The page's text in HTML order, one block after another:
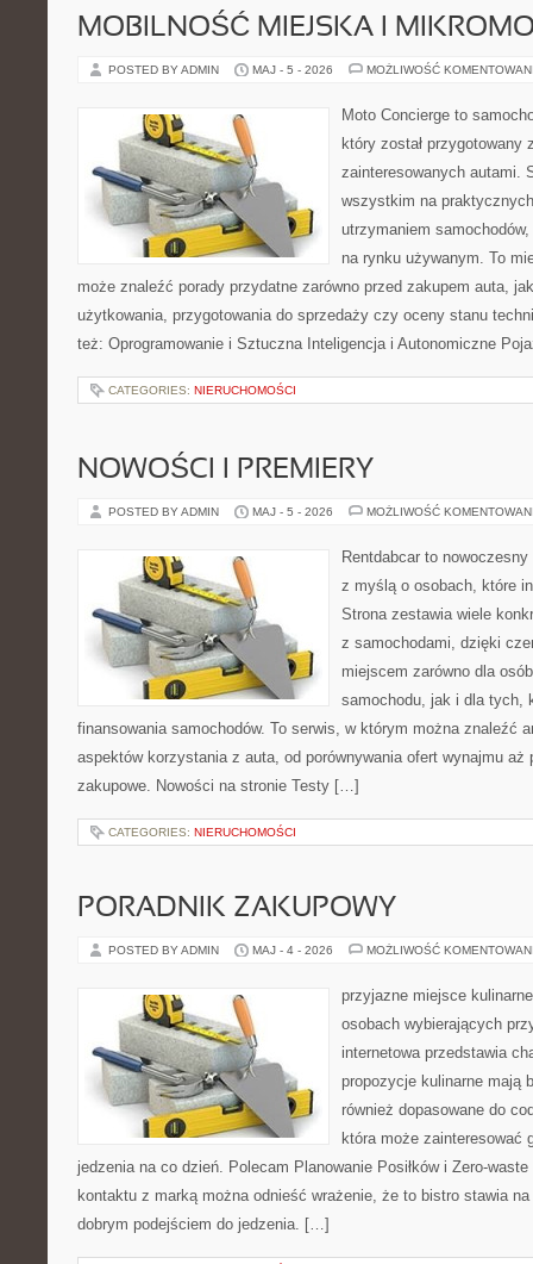
MOBILNOŚĆ MIEJSKA I
POSTED BY ADMIN MAJ - 5 - 2026 MOŻLIWOŚĆ
Moto Concierge to
który został przygotowany
zainteresowanych autami.
wszystkim na
utrzymaniem
na rynku używanym. To
może znaleźć porady przydatne zarówno przed zakupem auta,
użytkowania, przygotowania do sprzedaży czy oceny stanu
też: Oprogramowanie i Sztuczna Inteligencja i Autonomiczne
CATEGORIES: NIERUCHOMOŚCI
NOWOŚCI I PREMIERY
POSTED BY ADMIN MAJ - 5 - 2026 MOŻLIWOŚĆ
Rentdabcar to
z myślą o osobach, które
Strona zestawia wiele
z samochodami, dzięki
miejscem zarówno dla
samochodu, jak i dla tych,
finansowania samochodów. To serwis, w którym można znaleźć
aspektów korzystania z auta, od porównywania ofert wynajmu aż
zakupowe. Nowości na stronie Testy […]
CATEGORIES: NIERUCHOMOŚCI
PORADNIK ZAKUPOWY
POSTED BY ADMIN MAJ - 4 - 2026 MOŻLIWOŚĆ
przyjazne miejsce
osobach wybierających
internetowa przedstawia
propozycje kulinarne mają
również dopasowane do
która może zainteresować
jedzenia na co dzień. Polecam Planowanie Posiłków i Zero-
kontaktu z marką można odnieść wrażenie, że to bistro stawia na
dobrym podejściem do jedzenia. […]